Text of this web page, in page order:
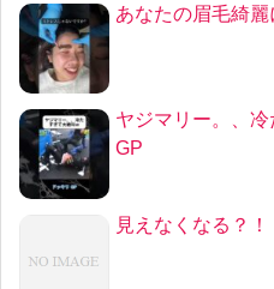
あなたの眉毛綺麗
ヤジマリー。、
GP
見えなくなる？！